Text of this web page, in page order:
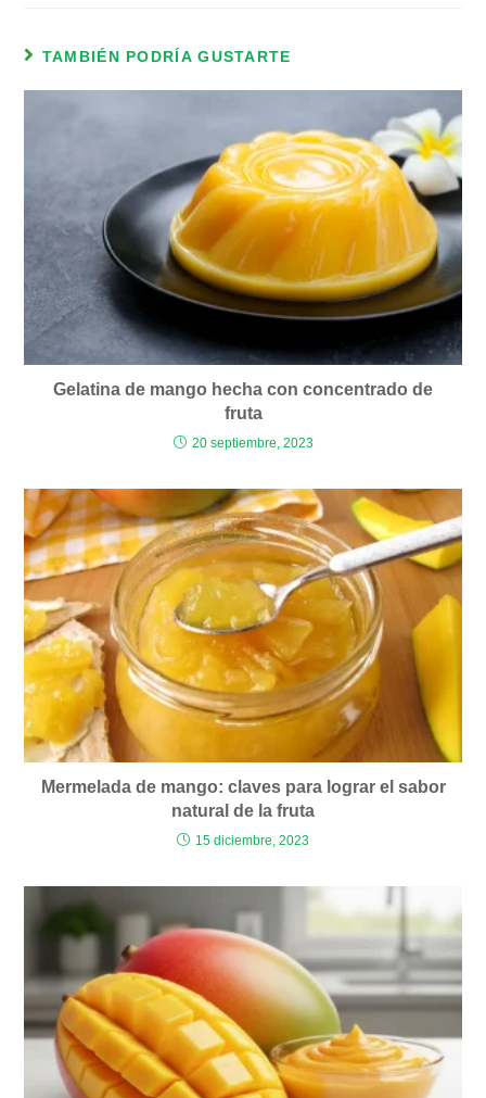
TAMBIÉN PODRÍA GUSTARTE
Gelatina de mango hecha con concentrado de
fruta
20 septiembre, 2023
Mermelada de mango: claves para lograr el sabor
natural de la fruta
15 diciembre, 2023